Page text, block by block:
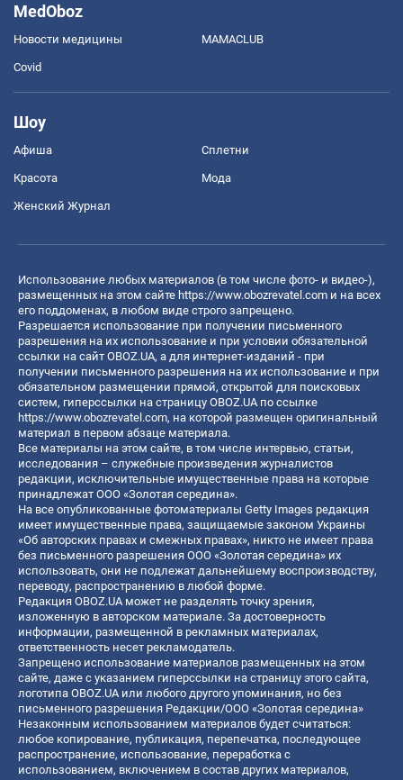
MedOboz
Новости медицины MAMACLUB
Covid
Шоу
Афиша Сплетни
Красота Мода
Женский Журнал
Использование любых материалов (в том числе фото- и видео-),
размещенных на этом сайте https://www.obozrevatel.com и на всех
его поддоменах, в любом виде строго запрещено.
Разрешается использование при получении письменного
разрешения на их использование и при условии обязательной
ссылки на сайт OBOZ.UA, а для интернет-изданий - при
получении письменного разрешения на их использование и при
обязательном размещении прямой, открытой для поисковых
систем, гиперссылки на страницу OBOZ.UA по ссылке
https://www.obozrevatel.com, на которой размещен оригинальный
материал в первом абзаце материала.
Все материалы на этом сайте, в том числе интервью, статьи,
исследования – служебные произведения журналистов
редакции, исключительные имущественные права на которые
принадлежат ООО «Золотая середина».
На все опубликованные фотоматериалы Getty Images редакция
имеет имущественные права, защищаемые законом Украины
«Об авторских правах и смежных правах», никто не имеет права
без письменного разрешения ООО «Золотая середина» их
использовать, они не подлежат дальнейшему воспроизводству,
переводу, распространению в любой форме.
Редакция OBOZ.UA может не разделять точку зрения,
изложенную в авторском материале. За достоверность
информации, размещенной в рекламных материалах,
ответственность несет рекламодатель.
Запрещено использование материалов размещенных на этом
сайте, даже с указанием гиперссылки на страницу этого сайта,
логотипа OBOZ.UA или любого другого упоминания, но без
письменного разрешения Редакции/ООО «Золотая середина»
Незаконным использованием материалов будет считаться:
любое копирование, публикация, перепечатка, последующее
распространение, использование, переработка с
использованием, включением в состав других материалов,